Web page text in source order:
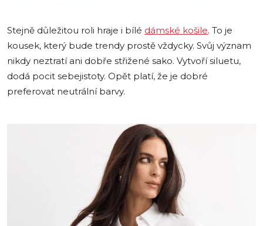
Stejně důležitou roli hraje i bílé dámské košile. To je
kousek, který bude trendy prostě vždycky. Svůj význam
nikdy neztratí ani dobře střižené sako. Vytvoří siluetu,
dodá pocit sebejistoty. Opět platí, že je dobré
preferovat neutrální barvy.